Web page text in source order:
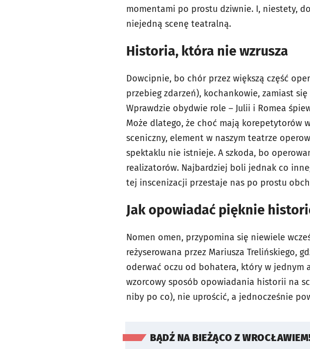
momentami po prostu dziwnie. I, niestety,
niejedną scenę teatralną.
Historia, która nie wzrusza
Dowcipnie, bo chór przez większą część
przebieg zdarzeń), kochankowie, zamiast
Wprawdzie obydwie role – Julii i Romea
Może dlatego, że choć mają korepetytorów
sceniczny, element w naszym teatrze
spektaklu nie istnieje. A szkoda, bo
realizatorów. Najbardziej boli jednak co
tej inscenizacji przestaje nas po prostu
Jak opowiadać pięknie
Nomen omen, przypomina się niewiele
reżyserowana przez Mariusza Trelińskiego,
oderwać oczu od bohatera, który w jednym
wzorcowy sposób opowiadania historii na
niby po co), nie uprościć, a jednocześnie
BĄDŹ NA BIEŻĄCO Z